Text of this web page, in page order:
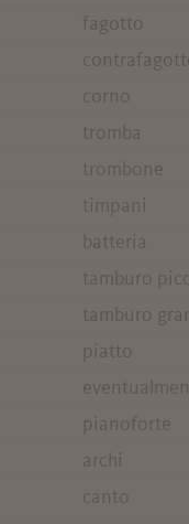
fagotto
corno
tromba
trombone
timpani
batteria
tamburo
tamburo
piatto
pianoforte
archi
canto